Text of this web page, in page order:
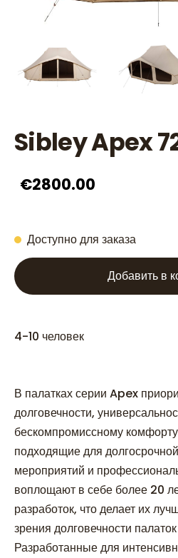
Sibley Apex
€2800.00
Доступно для заказа
Добавить в
4-10 человек
В палатках серии Apex
долговечности,
бескомпромиссному
подходящие для
мероприятий и
воплощают в себе более 20
разработок, что делает их
зрения долговечности
Разработанные для